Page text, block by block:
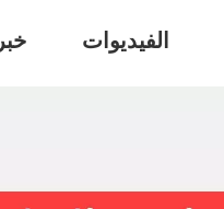
خبر الفيديوات